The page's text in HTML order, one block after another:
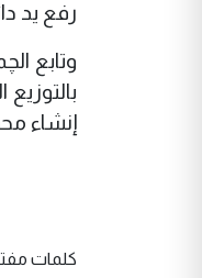
رفع يد
وتابع
إنشاء
كلمات